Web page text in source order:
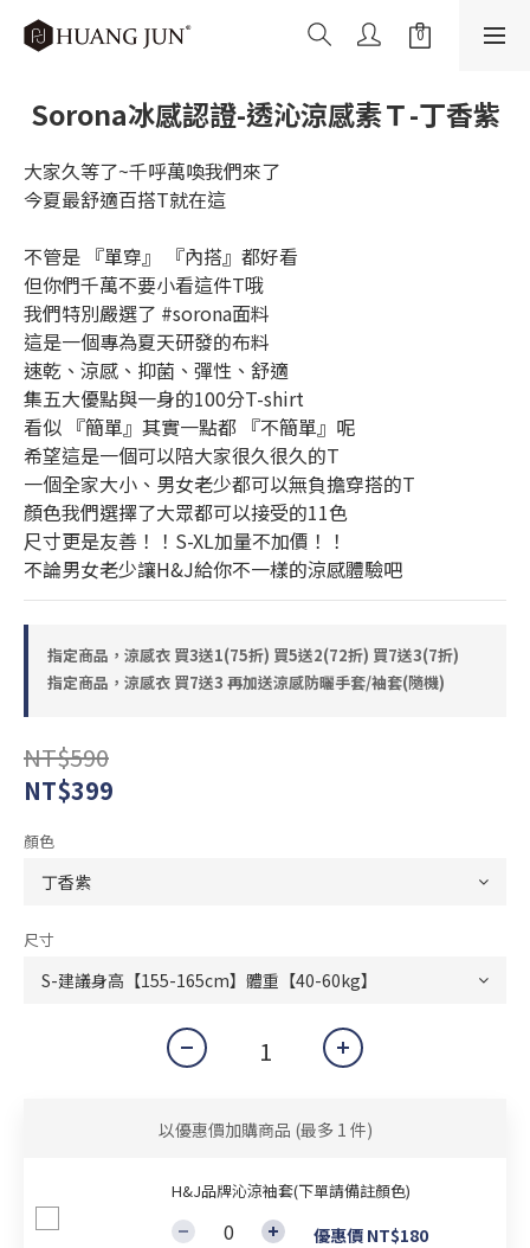
Sorona冰感認證-透沁涼感素Ｔ-丁香紫
大家久等了~千呼萬喚我們來了
今夏最舒適百搭T就在這
不管是 『單穿』 『內搭』都好看
但你們千萬不要小看這件T哦
我們特別嚴選了 #sorona面料
這是一個專為夏天研發的布料
速乾、涼感、抑菌、彈性、舒適
集五大優點與一身的100分T-shirt
看似 『簡單』其實一點都 『不簡單』呢
希望這是一個可以陪大家很久很久的T
一個全家大小、男女老少都可以無負擔穿搭的T
顏色我們選擇了大眾都可以接受的11色
尺寸更是友善！！S-XL加量不加價！！
不論男女老少讓H&J給你不一樣的涼感體驗吧
指定商品，涼感衣 買3送1(75折) 買5送2(72折) 買7送3(7折)
指定商品，涼感衣 買7送3 再加送涼感防曬手套/袖套(隨機)
NT$590
NT$399
顏色
尺寸
以優惠價加購商品 (最多 1 件)
H&J品牌沁涼袖套(下單請備註顏色)
優惠價 NT$180